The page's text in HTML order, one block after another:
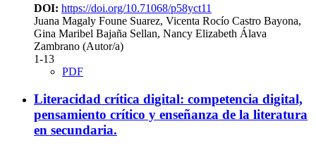
DOI: https://doi.org/10.71068/p58yct11
Juana Magaly Foune Suarez, Vicenta Rocío Castro Bayona,
Gina Maribel Bajaña Sellan, Nancy Elizabeth Álava
Zambrano (Autor/a)
1-13
PDF
Literacidad crítica digital: competencia digital,
pensamiento crítico y enseñanza de la literatura
en secundaria.